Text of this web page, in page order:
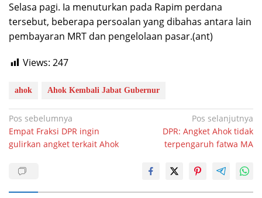
Selasa pagi. Ia menuturkan pada Rapim perdana
tersebut, beberapa persoalan yang dibahas antara lain
pembayaran MRT dan pengelolaan pasar.(ant)
Views: 247
ahok Ahok Kembali Jabat Gubernur
Navigasi
pos
Pos sebelumnya
Empat Fraksi DPR ingin
gulirkan angket terkait Ahok
Pos selanjutnya
DPR: Angket Ahok tidak
terpengaruh fatwa MA